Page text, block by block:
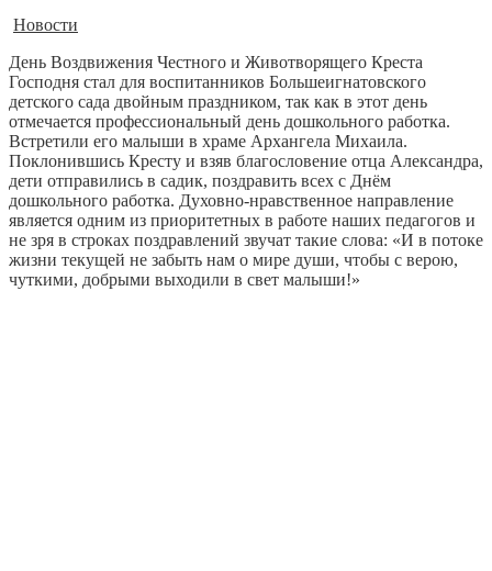
Новости
День Воздвижения Честного и Животворящего Креста
Господня стал для воспитанников Большеигнатовского
детского сада двойным праздником, так как в этот день
отмечается профессиональный день дошкольного работка.
Встретили его малыши в храме Архангела Михаила.
Поклонившись Кресту и взяв благословение отца Александра,
дети отправились в садик, поздравить всех с Днём
дошкольного работка. Духовно-нравственное направление
является одним из приоритетных в работе наших педагогов и
не зря в строках поздравлений звучат такие слова: «И в потоке
жизни текущей не забыть нам о мире души, чтобы с верою,
чуткими, добрыми выходили в свет малыши!»